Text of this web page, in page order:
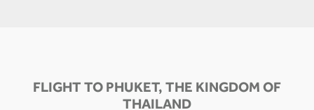
FLIGHT TO PHUKET, THE KINGDOM OF
THAILAND